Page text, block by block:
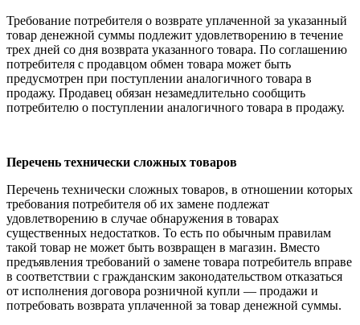
Требование потребителя о возврате уплаченной за указанный
товар денежной суммы подлежит удовлетворению в течение
трех дней со дня возврата указанного товара. По соглашению
потребителя с продавцом обмен товара может быть
предусмотрен при поступлении аналогичного товара в
продажу. Продавец обязан незамедлительно сообщить
потребителю о поступлении аналогичного товара в продажу.
Перечень технически сложных товаров
Перечень технически сложных товаров, в отношении которых
требования потребителя об их замене подлежат
удовлетворению в случае обнаружения в товарах
существенных недостатков. То есть по обычным правилам
такой товар не может быть возвращен в магазин. Вместо
предъявления требований о замене товара потребитель вправе
в соответствии с гражданским законодательством отказаться
от исполнения договора розничной купли — продажи и
потребовать возврата уплаченной за товар денежной суммы.